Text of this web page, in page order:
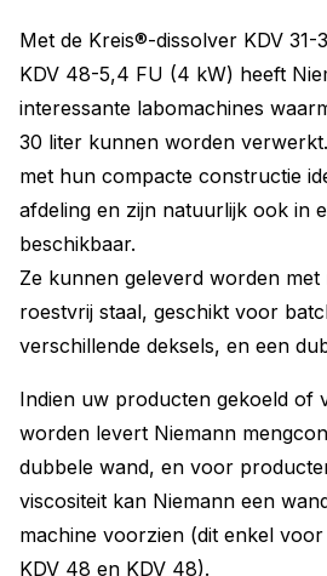
Met de Kreis®-dissolver KDV 31-
KDV 48-5,4 FU (4 kW) heeft
interessante labomachines
30 liter kunnen worden
met hun compacte constructie
afdeling en zijn natuurlijk ook in
beschikbaar.
Ze kunnen geleverd worden
roestvrij staal, geschikt voor
verschillende deksels, en een
Indien uw producten gekoeld of
worden levert Niemann
dubbele wand, en voor
viscositeit kan Niemann een
machine voorzien (dit enkel
KDV 48 en KDV 48).